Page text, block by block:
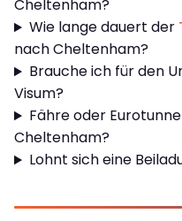
Cheltenham?
Wie lange dauert der
nach Cheltenham?
Brauche ich für den
Visum?
Fähre oder
Cheltenham?
Lohnt sich eine